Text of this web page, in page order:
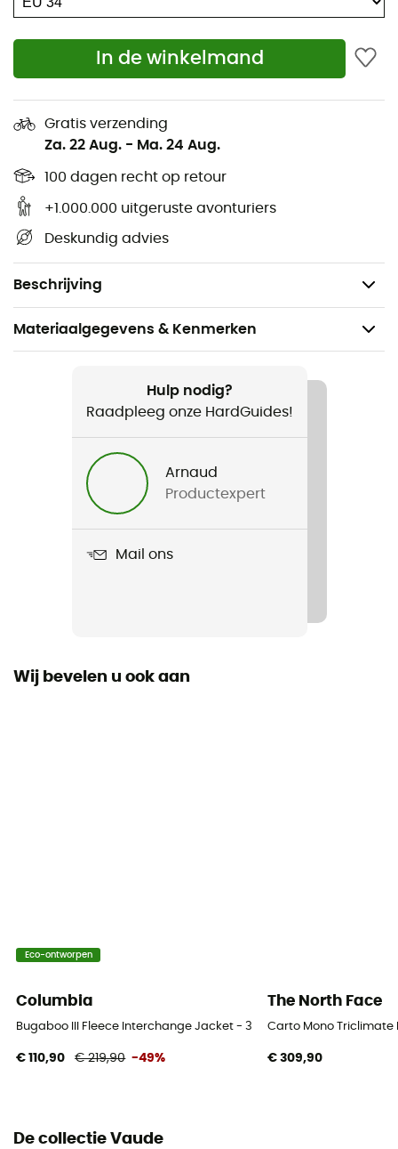
In de winkelmand
Gratis verzending
Za. 22 Aug. - Ma. 24 Aug.
100 dagen recht op retour
+1.000.000 uitgeruste avonturiers
Deskundig advies
Beschrijving
Verstelbaar trekkoord in de taille via de zakken,
Verstelbare manchetten in breedte met
klittenband
Tweedelige voering, bovendeel van mesh,
onderkant, mouwen en capuchon van tafzijde
Binnenjas:
Zonder zijnaden
Rits aan de voorkant
2 zakken in de naad
Materiaalgegevens & Kenmerken
Wandelen / Kamperen / Dagelijks Leven
4 zakken
Autumn / Winter
Extérieur: 100% Polyester (recyclé) / Membrane: 100%
Hulp nodig?
Raadpleeg onze HardGuides!
Arnaud
Productexpert
Mail ons
Wij bevelen u ook aan
Eco-ontworpen
Columbia
Bugaboo III Fleece Interchange Jacket - 3-in-1-jas - Dames
€ 110,90 € 219,90 -49%
The North Face
Carto Mono
€ 309,90
De collectie Vaude